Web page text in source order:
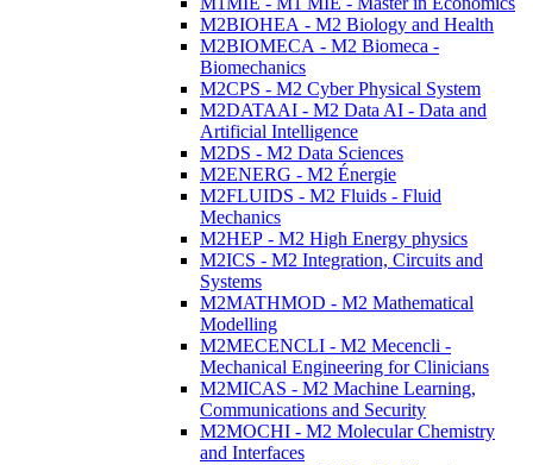
M2BIOHEA - M2 Biology and Health
M2BIOMECA - M2 Biomeca -
Biomechanics
M2CPS - M2 Cyber Physical System
M2DATAAI - M2 Data AI - Data and
Artificial Intelligence
M2DS - M2 Data Sciences
M2ENERG - M2 Énergie
M2FLUIDS - M2 Fluids - Fluid
Mechanics
M2HEP - M2 High Energy physics
M2ICS - M2 Integration, Circuits and
Systems
M2MATHMOD - M2 Mathematical
Modelling
M2MECENCLI - M2 Mecencli -
Mechanical Engineering for Clinicians
M2MICAS - M2 Machine Learning,
Communications and Security
M2MOCHI - M2 Molecular Chemistry
and Interfaces